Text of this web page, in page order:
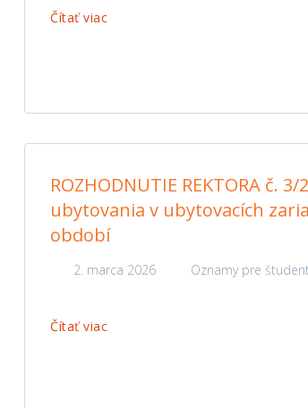
Čítať viac
ROZHODNUTIE REKTORA č.
ubytovania v ubytovacích
období
2. marca 2026 Oznamy pre
Čítať viac